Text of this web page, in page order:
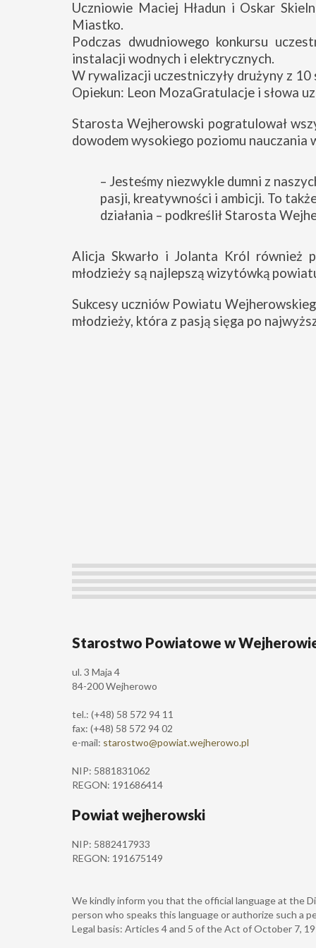
Uczniowie Maciej Hładun i Oskar
Miastko.
Podczas dwudniowego konkursu
instalacji wodnych i elektrycznych.
W rywalizacji uczestniczyły drużyny z 10
Opiekun: Leon MozaGratulacje i słowa
Starosta Wejherowski pogratulował
dowodem wysokiego poziomu nauczania
– Jesteśmy niezwykle dumni z
pasji, kreatywności i ambicji. To
działania – podkreślił Starosta
Alicja Skwarło i Jolanta Król również
młodzieży są najlepszą wizytówką
Sukcesy uczniów Powiatu
młodzieży, która z pasją sięga po
Starostwo Powiatowe w
ul. 3 Maja 4
84-200 Wejherowo
tel.: (+48) 58 572 94 11
fax: (+48) 58 572 94 02
e-mail: starostwo@powiat.wejherowo.pl
NIP: 5881831062
REGON: 191686414
Powiat wejherowski
NIP: 5882417933
REGON: 191675149
We kindly inform you that the official language at the
person who speaks this language or authorize such a
Legal basis: Articles 4 and 5 of the Act of October 7,